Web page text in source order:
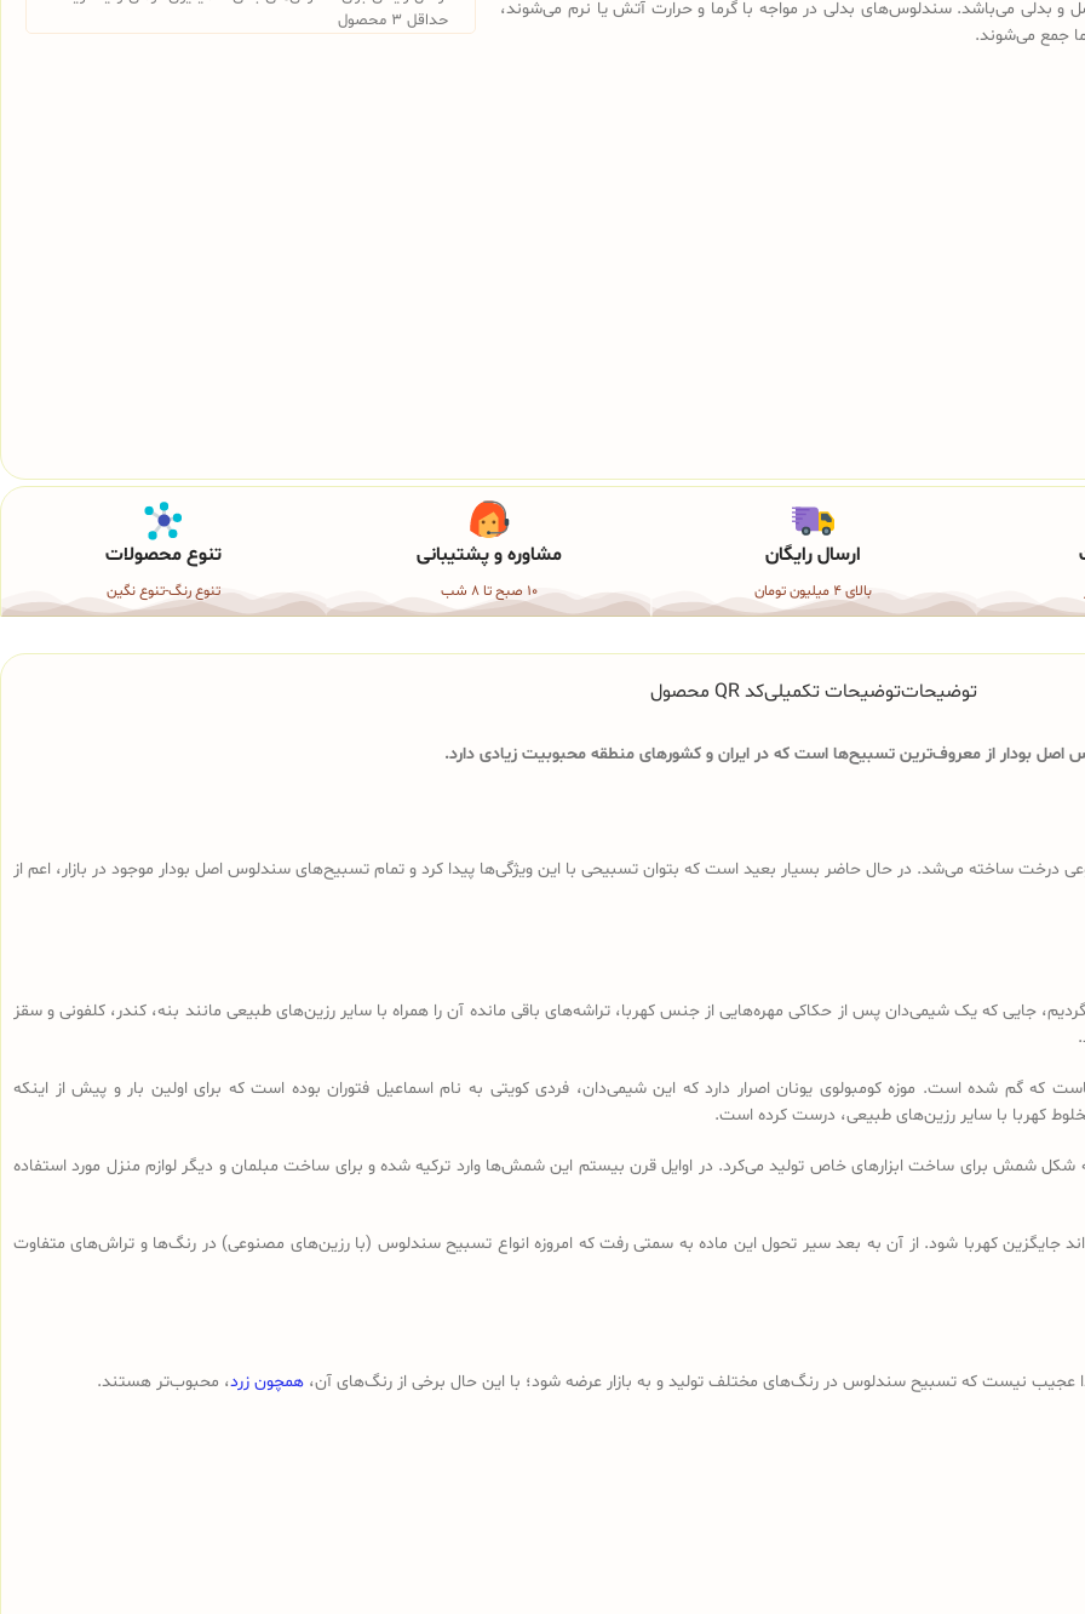
و بدلی می‌باشد. سندلوس‌های بدلی در مواجه با گرما و حرارت آتش یا نرم می‌شوند،
جمع می‌شوند.
حداقل 3 محصول
ارسال رایگان
بالای 4 میلیون تومان
مشاوره و پشتیبانی
10 صبح تا 8 شب
تنوع محصولات
تنوع رنگ-تنوع نگین
توضیحاتتوضیحات تکمیلیکد QR محصول
بودار از معروف‌ترین تسبیح‌ها است که در ایران و کشورهای منطقه محبوبیت زیادی دارد.
درخت ساخته می‌شد. در حال حاضر بسیار بعید است که بتوان تسبیحی با این ویژگی‌ها پیدا کرد و تمام تسبیح‌های سندلوس‌ اصل بودار موجود در بازار، اعم از
باید به قرن 18 و 19 میلادی برگردیم، جایی که یک شیمی‌دان پس از حکاکی مهره‌هایی از جنس کهربا، تراشه‌های باقی مانده آن را همراه با سایر رزین‌های طبیعی مانند بنه، کندر، کلفونی و سقز
که گم شده است. موزه کومبولوی یونان اصرار دارد که این شیمی‌دان، فردی کویتی به نام اسماعیل فتوران بوده است که برای اولین بار و پیش از اینکه
کهربا با سایر رزین‌های طبیعی، درست کرده است.
شکل شمش برای ساخت ابزارهای خاص تولید می‌کرد. در اوایل قرن بیستم این شمش‌ها وارد ترکیه شده و برای ساخت مبلمان و دیگر لوازم منزل مورد استفاده
جایگزین کهربا شود. از آن به بعد سیر تحول این ماده به سمتی رفت که امروزه انواع تسبیح‌ سندلوس (با رزین‌های مصنوعی) در رنگ‌ها و تراش‌های متفاوت
عجیب نیست که تسبیح سندلوس در رنگ‌های مختلف تولید و به بازار عرضه شود؛ با این حال برخی از رنگ‌های آن، همچون زرد، محبوب‌تر هستند.